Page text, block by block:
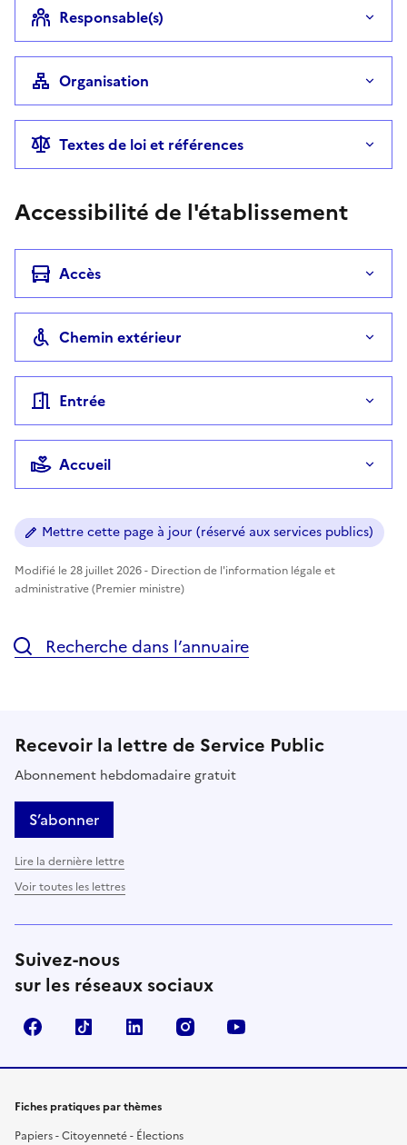
Responsable(s)
Organisation
Textes de loi et références
Accessibilité de l'établissement
Accès
Chemin extérieur
Entrée
Accueil
Mettre cette page à jour (réservé aux services publics)
Modifié le 28 juillet 2026 - Direction de l'information légale et
administrative (Premier ministre)
Recherche dans l’annuaire
Recevoir la lettre de Service Public
Abonnement hebdomadaire gratuit
S’abonner
Lire la dernière lettre
Voir toutes les lettres
Suivez-nous
sur les réseaux sociaux
FacebookTikTok LinkedIn Instagram
Fiches pratiques par thèmes
Papiers - Citoyenneté - Élections